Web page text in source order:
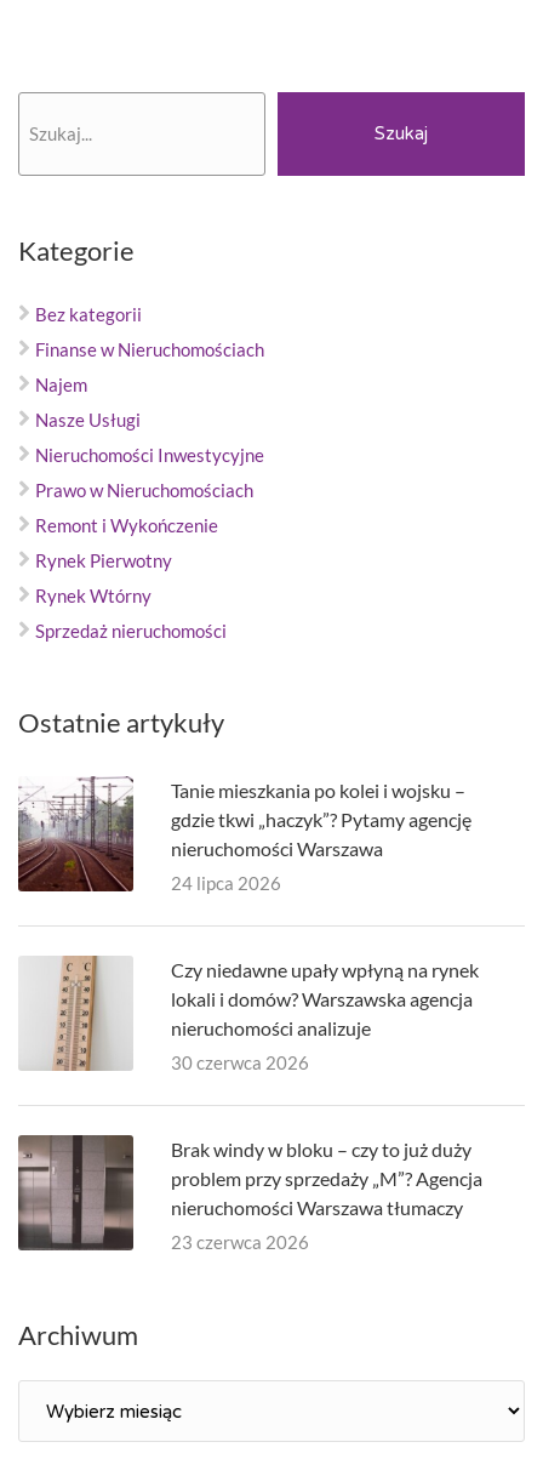
Szukaj
Kategorie
Bez kategorii
Finanse w Nieruchomościach
Najem
Nasze Usługi
Nieruchomości Inwestycyjne
Prawo w Nieruchomościach
Remont i Wykończenie
Rynek Pierwotny
Rynek Wtórny
Sprzedaż nieruchomości
Ostatnie artykuły
Tanie mieszkania po kolei i wojsku –
gdzie tkwi „haczyk”? Pytamy agencję
nieruchomości Warszawa
24 lipca 2026
Czy niedawne upały wpłyną na rynek
lokali i domów? Warszawska agencja
nieruchomości analizuje
30 czerwca 2026
Brak windy w bloku – czy to już duży
problem przy sprzedaży „M”? Agencja
nieruchomości Warszawa tłumaczy
23 czerwca 2026
Archiwum